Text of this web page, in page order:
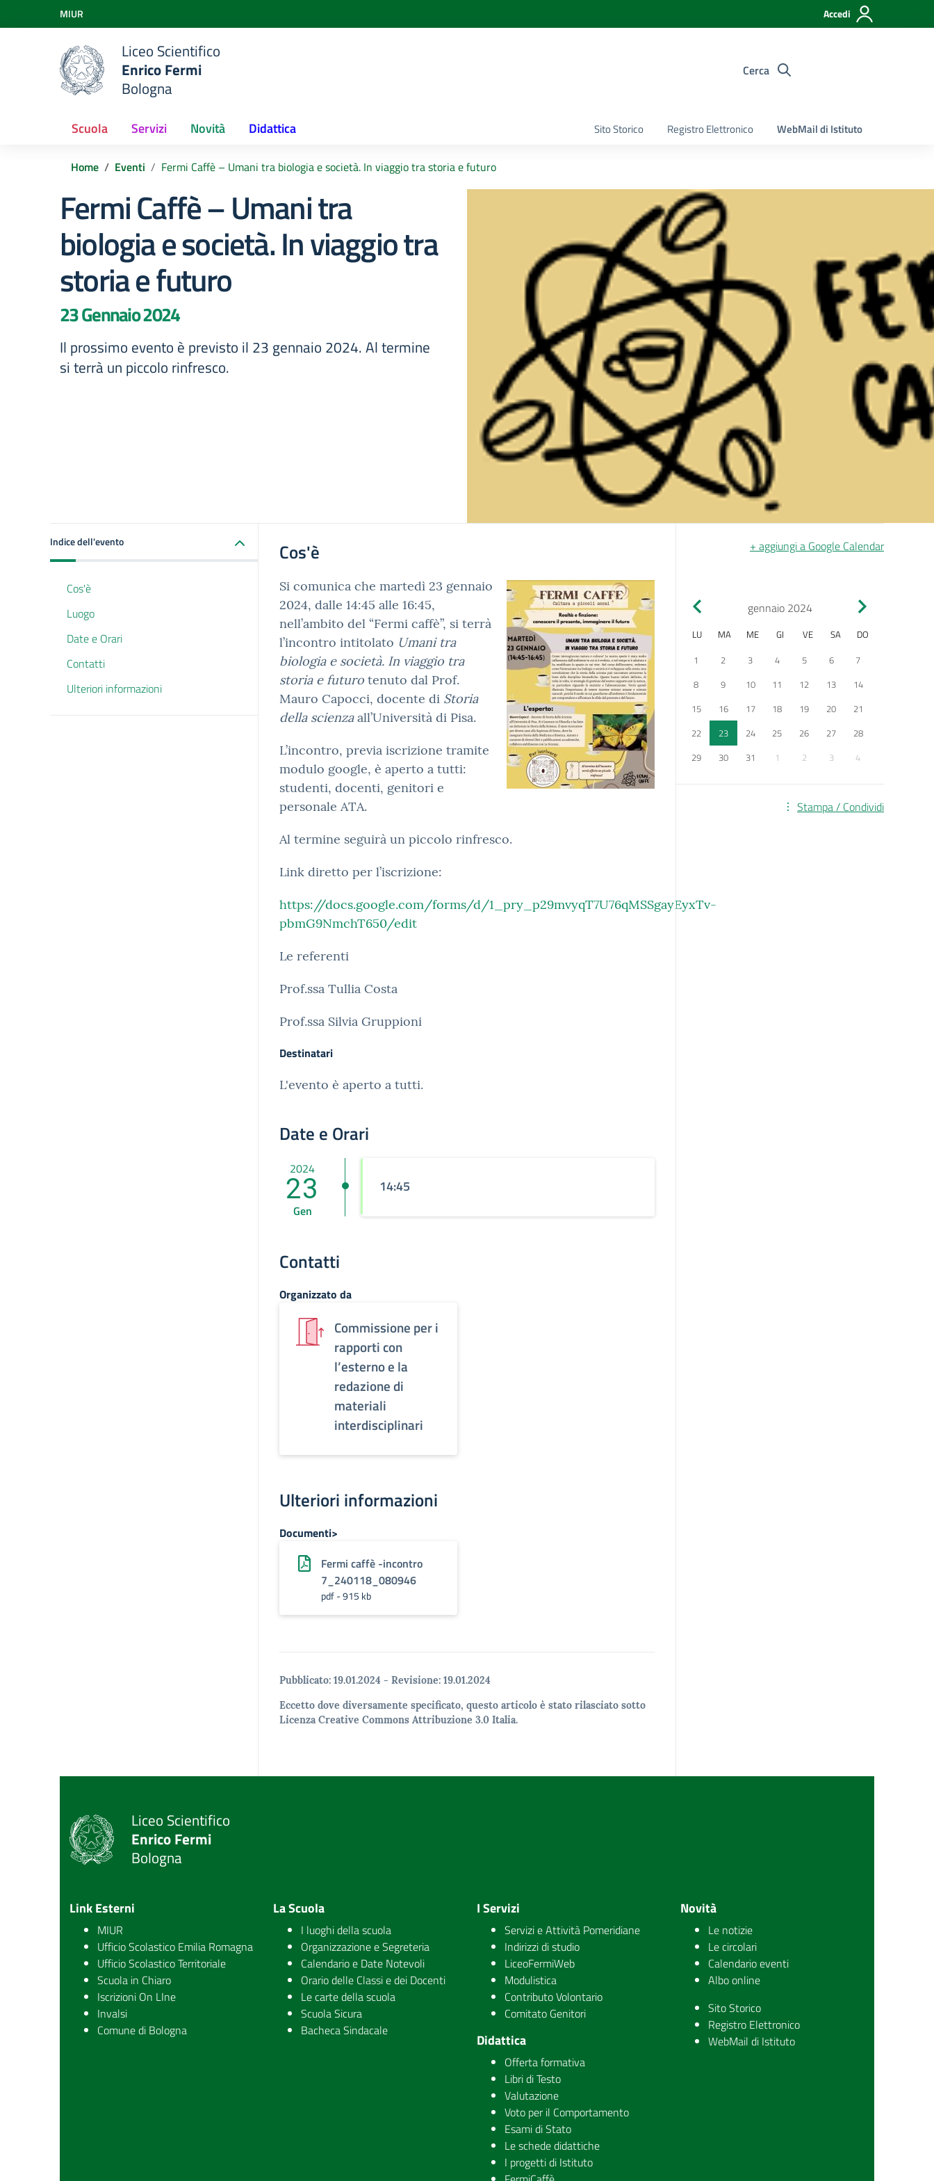
Vai ai contenuti
Vai al menu di navigazione
Vai al footer
MIUR Accedi
Liceo Scientifico
Enrico Fermi
Bologna
Cerca
Sito Storico Registro Elettronico WebMail di Istituto
Scuola Servizi Novità Didattica
Home Eventi Fermi Caffè – Umani tra biologia e società. In viaggio tra storia e futuro
Fermi Caffè – Umani tra
biologia e società. In viaggio tra
storia e futuro
23 Gennaio 2024
Il prossimo evento è previsto il 23 gennaio 2024. Al termine
si terrà un piccolo rinfresco.
Indice dell'evento
Cos'è
Luogo
Date e Orari
Contatti
Ulteriori informazioni
Cos'è
Si comunica che martedì 23 gennaio
2024, dalle 14:45 alle 16:45,
nell’ambito del “Fermi caffè”, si terrà
l’incontro intitolato Umani tra
biologia e società. In viaggio tra
storia e futuro tenuto dal Prof.
Mauro Capocci, docente di Storia
della scienzaall’Università di Pisa.
L’incontro, previa iscrizione tramite
modulo google, è aperto a tutti:
studenti, docenti, genitori e
personale ATA.
Al termine seguirà un piccolo rinfresco.
Link diretto per l’iscrizione:
https://docs.google.com/forms/d/1_pry_p29mvyqT7U76qMSSgayEyxTv-
pbmG9NmchT650/edit
Le referenti
Prof.ssa Tullia Costa
Prof.ssa Silvia Gruppioni
Destinatari
L'evento è aperto a tutti.
Date e Orari
2024
23
Gen
14:45
Contatti
Organizzato da
Commissione per i
rapporti con
l’esterno e la
redazione di
materiali
interdisciplinari
Ulteriori informazioni
Documenti>
Fermi caffè -incontro
7_240118_080946
pdf - 915 kb
Pubblicato: 19.01.2024 - Revisione: 19.01.2024
Eccetto dove diversamente specificato, questo articolo è stato rilasciato sotto
Licenza Creative Commons Attribuzione 3.0 Italia.
+ aggiungi a Google Calendar
gennaio 2024
LU MA ME GI VE SA
DO
1
2 3 4 5 6
7
8
9 10 11 12 13
14
15
16 17 18 19 20
21
22
23 24 25 26 27
28
29
30 31 1 2 3 4
Stampa / Condividi
Liceo Scientifico
Enrico Fermi
Bologna
Link Esterni
MIUR
Ufficio Scolastico Emilia Romagna
Ufficio Scolastico Territoriale
Scuola in Chiaro
Iscrizioni On LIne
Invalsi
Comune di Bologna
La Scuola
I luoghi della scuola
Organizzazione e Segreteria
Calendario e Date Notevoli
Orario delle Classi e dei Docenti
Le carte della scuola
Scuola Sicura
Bacheca Sindacale
I Servizi
Servizi e Attività Pomeridiane
Indirizzi di studio
LiceoFermiWeb
Modulistica
Contributo Volontario
Comitato Genitori
Didattica
Offerta formativa
Libri di Testo
Valutazione
Voto per il Comportamento
Esami di Stato
Le schede didattiche
I progetti di Istituto
Novità
Le notizie
Le circolari
Calendario eventi
Albo online
Sito Storico
Registro Elettronico
WebMail di Istituto